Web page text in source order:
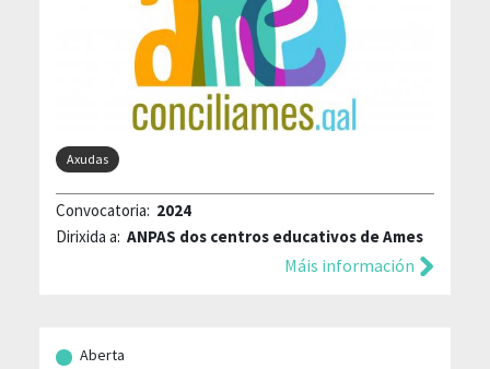
Axudas
Convocatoria: 2024
Dirixida a: ANPAS dos centros educativos de Ames
Máis información
Aberta